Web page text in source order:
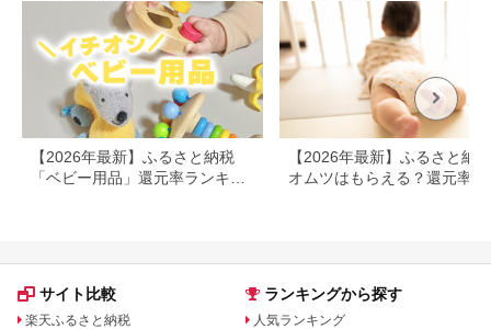
ワドル ベビー用品
〔Sd012-P〕
【2026年最新】ふるさと納税
「ベビー用品」還元率ランキン
【2026年最新】ふるさと納
オムツはもらえる？還元率・
サイト比較
楽天ふるさと納税
ランキングから探す
人気ランキング